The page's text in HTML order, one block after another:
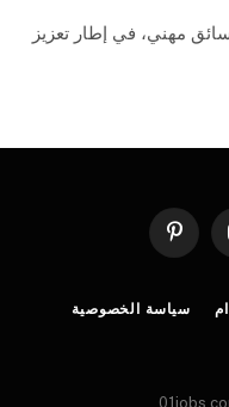
مهني، في إطار تعزيز
بينتيريست
سياسة الخصوصية